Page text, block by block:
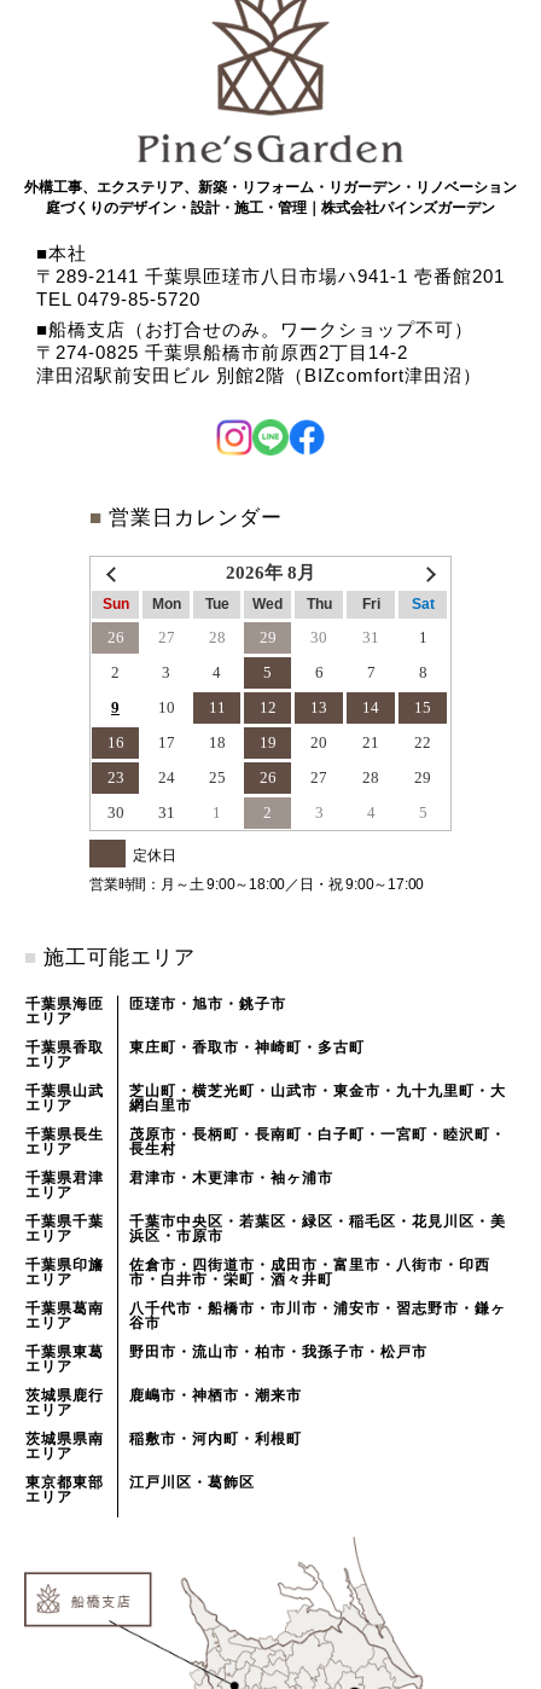
外構工事、エクステリア、新築・リフォーム・リガーデン・リノベーション
庭づくりのデザイン・設計・施工・管理｜株式会社パインズガーデン
本社
〒289-2141 千葉県匝瑳市八日市場ハ941-1 壱番館201
TEL 0479-85-5720
船橋支店（お打合せのみ。ワークショップ不可）
〒274-0825 千葉県船橋市前原西2丁目14-2
津田沼駅前安田ビル 別館2階（BIZcomfort津田沼）
■ 営業日カレンダー
2026年 8月
Sun Mon Tue Wed Thu Fri Sat
26 27 28 29 30 31
1
2
3 4 5 6 7
8
9
10 11 12 13 14
15
16
17 18 19 20 21
22
23
24 25 26 27 28
29
30
31 1 2 3 4 5
定休日
営業時間：月～土 9:00～18:00／日・祝 9:00～17:00
■ 施工可能エリア
千葉県海匝
エリア
匝瑳市・旭市・銚子市
千葉県香取
エリア
東庄町・香取市・神崎町・多古町
千葉県山武
エリア
芝山町・横芝光町・山武市・東金市・九十九里町・大
網白里市
千葉県長生
エリア
茂原市・長柄町・長南町・白子町・一宮町・睦沢町・
長生村
千葉県君津
エリア
君津市・木更津市・袖ヶ浦市
千葉県千葉
エリア
千葉市中央区・若葉区・緑区・稲毛区・花見川区・美
浜区・市原市
千葉県印旛
エリア
佐倉市・四街道市・成田市・富里市・八街市・印西
市・白井市・栄町・酒々井町
千葉県葛南
エリア
八千代市・船橋市・市川市・浦安市・習志野市・鎌ヶ
谷市
千葉県東葛
エリア
野田市・流山市・柏市・我孫子市・松戸市
茨城県鹿行
エリア
鹿嶋市・神栖市・潮来市
茨城県県南
エリア
稲敷市・河内町・利根町
東京都東部
エリア
江戸川区・葛飾区